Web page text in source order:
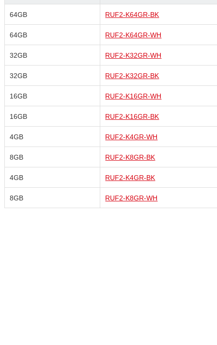
64GB RUF2-K64GR-BK
64GB RUF2-K64GR-WH
32GB RUF2-K32GR-WH
32GB RUF2-K32GR-BK
16GB RUF2-K16GR-WH
16GB RUF2-K16GR-BK
4GB RUF2-K4GR-WH
8GB RUF2-K8GR-BK
4GB RUF2-K4GR-BK
8GB RUF2-K8GR-WH